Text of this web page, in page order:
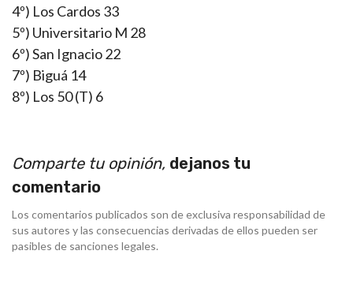
4º) Los Cardos 33
5º) Universitario M 28
6º) San Ignacio 22
7º) Biguá 14
8º) Los 50 (T) 6
Comparte tu opinión, dejanos tu
comentario
Los comentarios publicados son de exclusiva responsabilidad de
sus autores y las consecuencias derivadas de ellos pueden ser
pasibles de sanciones legales.